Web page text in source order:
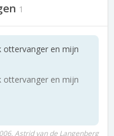
1
ottervanger en mijn
ottervanger en mijn
Astrid van de Langenberg